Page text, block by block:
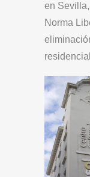
en
Norma